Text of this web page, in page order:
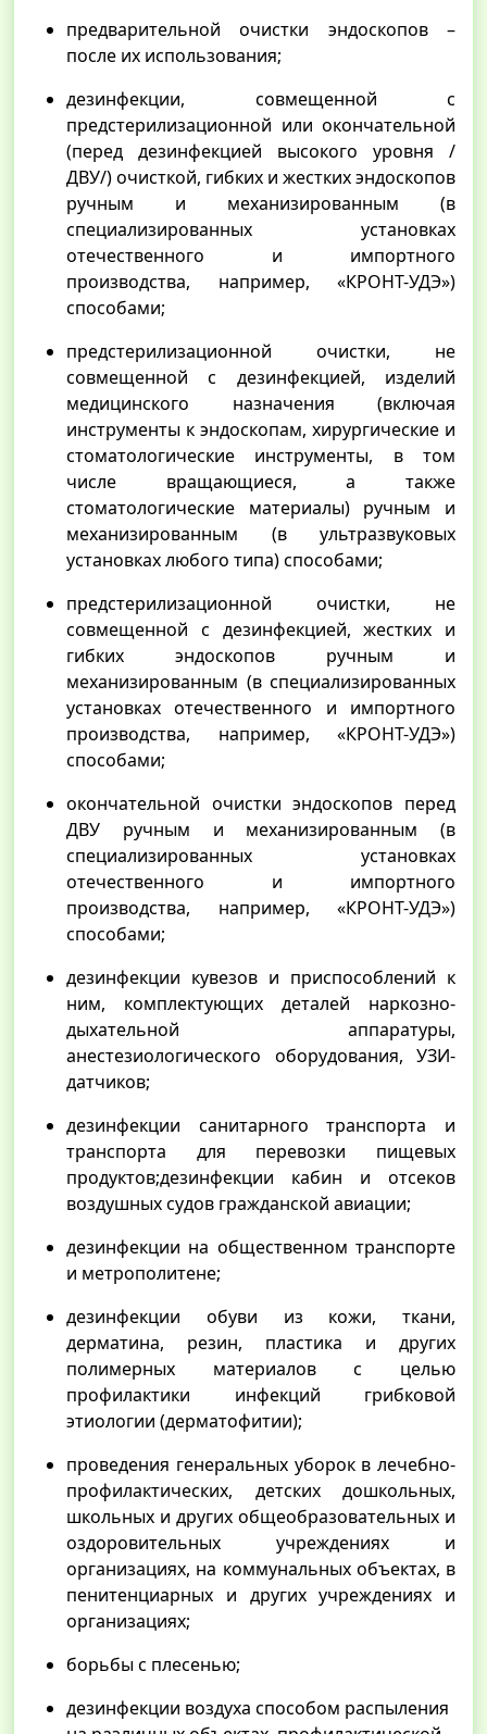
предварительной очистки эндоскопов –
после их использования;
дезинфекции, совмещенной с
предстерилизационной или окончательной
(перед дезинфекцией высокого уровня /
ДВУ/) очисткой, гибких и жестких эндоскопов
ручным и механизированным (в
специализированных установках
отечественного и импортного
производства, например, «КРОНТ-УДЭ»)
способами;
предстерилизационной очистки, не
совмещенной с дезинфекцией, изделий
медицинского назначения (включая
инструменты к эндоскопам, хирургические и
стоматологические инструменты, в том
числе вращающиеся, а также
стоматологические материалы) ручным и
механизированным (в ультразвуковых
установках любого типа) способами;
предстерилизационной очистки, не
совмещенной с дезинфекцией, жестких и
гибких эндоскопов ручным и
механизированным (в специализированных
установках отечественного и импортного
производства, например, «КРОНТ-УДЭ»)
способами;
окончательной очистки эндоскопов перед
ДВУ ручным и механизированным (в
специализированных установках
отечественного и импортного
производства, например, «КРОНТ-УДЭ»)
способами;
дезинфекции кувезов и приспособлений к
ним, комплектующих деталей наркозно-
дыхательной аппаратуры,
анестезиологического оборудования, УЗИ-
датчиков;
дезинфекции санитарного транспорта и
транспорта для перевозки пищевых
продуктов;дезинфекции кабин и отсеков
воздушных судов гражданской авиации;
дезинфекции на общественном транспорте
и метрополитене;
дезинфекции обуви из кожи, ткани,
дерматина, резин, пластика и других
полимерных материалов с целью
профилактики инфекций грибковой
этиологии (дерматофитии);
проведения генеральных уборок в лечебно-
профилактических, детских дошкольных,
школьных и других общеобразовательных и
оздоровительных учреждениях и
организациях, на коммунальных объектах, в
пенитенциарных и других учреждениях и
организациях;
борьбы с плесенью;
дезинфекции воздуха способом распыления